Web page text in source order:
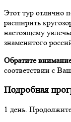
Этот тур отлично
расширить
настоящему
знаменитого
Обратите
соответствии с
Подробная
1 день.